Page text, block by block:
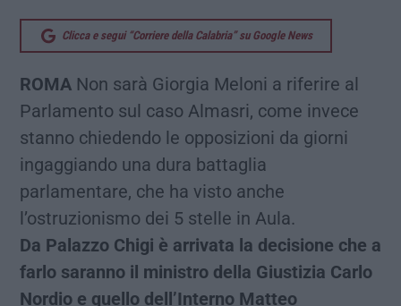
Clicca e segui “Corriere della Calabria” su Google News
ROMA Non sarà Giorgia Meloni a riferire al
Parlamento sul caso Almasri, come invece
stanno chiedendo le opposizioni da giorni
ingaggiando una dura battaglia
parlamentare, che ha visto anche
l’ostruzionismo dei 5 stelle in Aula.
Da Palazzo Chigi è arrivata la decisione che a
farlo saranno il ministro della Giustizia Carlo
Nordio e quello dell’Interno Matteo